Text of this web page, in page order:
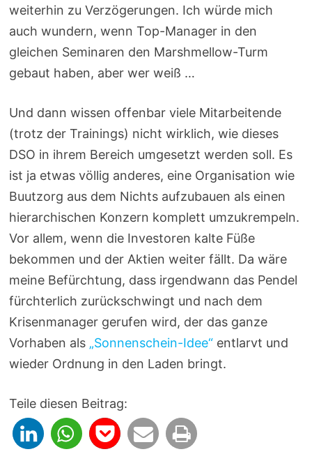
weiterhin zu Verzögerungen. Ich würde mich
auch wundern, wenn Top-Manager in den
gleichen Seminaren den Marshmellow-Turm
gebaut haben, aber wer weiß …
Und dann wissen offenbar viele Mitarbeitende
(trotz der Trainings) nicht wirklich, wie dieses
DSO in ihrem Bereich umgesetzt werden soll. Es
ist ja etwas völlig anderes, eine Organisation wie
Buutzorg aus dem Nichts aufzubauen als einen
hierarchischen Konzern komplett umzukrempeln.
Vor allem, wenn die Investoren kalte Füße
bekommen und der Aktien weiter fällt. Da wäre
meine Befürchtung, dass irgendwann das Pendel
fürchterlich zurückschwingt und nach dem
Krisenmanager gerufen wird, der das ganze
Vorhaben als „Sonnenschein-Idee“ entlarvt und
wieder Ordnung in den Laden bringt.
Teile diesen Beitrag: